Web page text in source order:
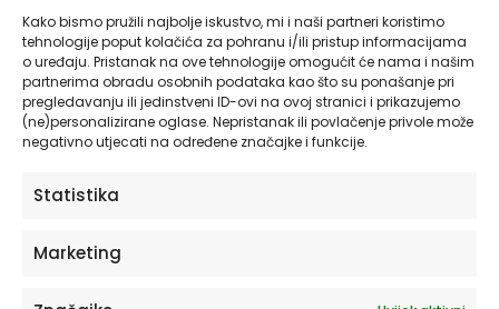
Kako bismo pružili najbolje iskustvo, mi i naši partneri koristimo
tehnologije poput kolačića za pohranu i/ili pristup informacijama
o uređaju. Pristanak na ove tehnologije omogućit će nama i našim
partnerima obradu osobnih podataka kao što su ponašanje pri
pregledavanju ili jedinstveni ID-ovi na ovoj stranici i prikazujemo
(ne)personalizirane oglase. Nepristanak ili povlačenje privole može
negativno utjecati na određene značajke i funkcije.
Statistika
Marketing
Zidna Tapeta Za Dječju Sobu | Coral Ocean
Adventure | HIAWorkshop®
od27,90€
Ovaj